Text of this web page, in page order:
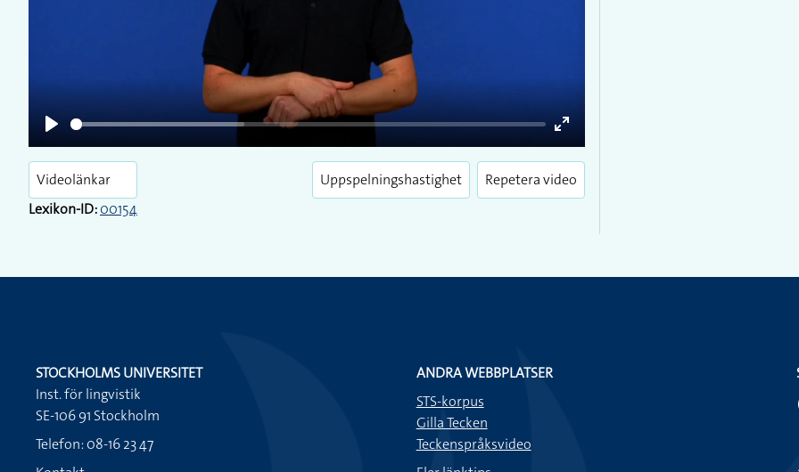
Play
Enter
fullscreen
Play
Videolänkar
Lexikon-ID:00154
Uppspelningshastighet Repetera video
STOCKHOLMS UNIVERSITET
Inst. för lingvistik
SE-106 91 Stockholm
Telefon: 08-16 23 47
ANDRA WEBBPLATSER
STS-korpus
Gilla Tecken
Teckenspråksvideo